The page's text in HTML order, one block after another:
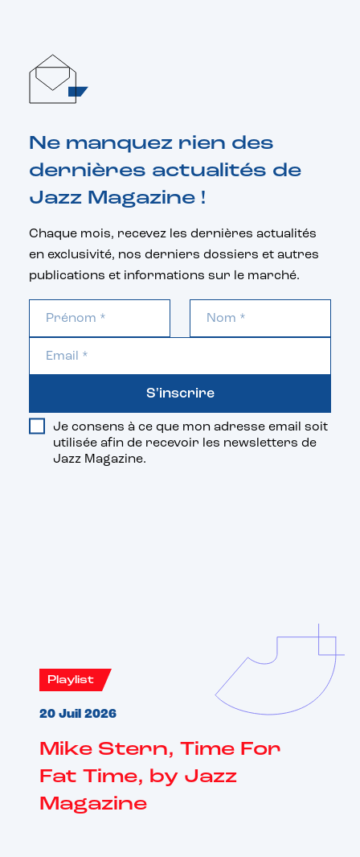
Ne manquez rien des
dernières actualités de
Jazz Magazine !
Chaque mois, recevez les dernières actualités
en exclusivité, nos derniers dossiers et autres
publications et informations sur le marché.
Je consens à ce que mon adresse email soit
utilisée afin de recevoir les newsletters de
Jazz Magazine.
S'inscrire
Playlist
20 Juil 2026
Mike Stern, Time For
Fat Time, by Jazz
Magazine